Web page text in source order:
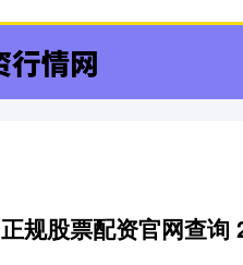
正规股票配资官网查询